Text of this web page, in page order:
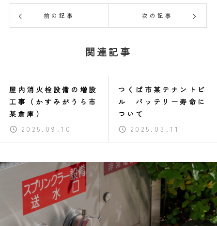
前の記事 次の記事
関連記事
屋内消火栓設備の増設
工事（かすみがうら市
某倉庫）
2025.09.10
つくば市某テナントビ
ル バッテリー寿命に
ついて
2025.03.11